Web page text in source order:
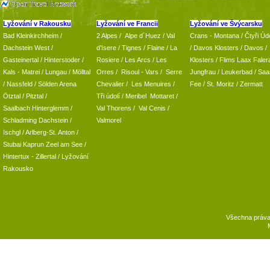
Lyžování v Rakousku
Bad Kleinkirchheim /
Dachstein West /
Gasteinertal / Hinterstoder /
Kals - Matrei / Lungau / Mölltal
/ Nassfeld / Sölden Arena
Ötztal / Pitztal /
Saalbach Hinterglemm /
Schladming Dachstein /
Ischgl /Arlberg-St. Anton /
Stubai Kaprun Zeel am See /
Hintertux - Zillertal / Lyžování
Rakousko
Lyžování ve Francii
2 Alpes / Alpe d´Huez / Val
d’Isere / Tignes / Flaine / La
Rosiere / Les Arcs / Les
Orres / Risoul - Vars / Serre
Chevalier / Les Menuires /
Tři údolí / Meribel Mottaret /
Val Thorens / Val Cenis /
Valmorel
Lyžování ve Švýcarsku
Crans - Montana / Čtyři
/ Davos Klosters / Davos /
Klosters / Flims Laax
Jungfrau / Leukerbad /
Fee / St. Moritz / Zermatt
Všechna